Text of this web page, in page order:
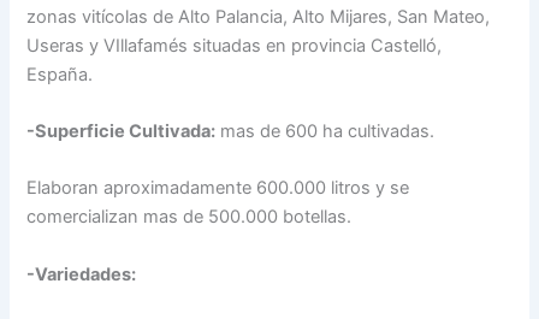
zonas vitícolas de Alto Palancia, Alto Mijares, San Mateo,
Useras y VIllafamés situadas en provincia Castelló,
España.
-Superficie Cultivada: mas de 600 ha cultivadas.
Elaboran aproximadamente 600.000 litros y se
comercializan mas de 500.000 botellas.
-Variedades: